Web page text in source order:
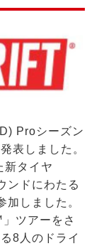
Proシーズン
表しました。
新タイヤ
ンドにわたる
加しました。
ツアーをさ
8人のドライ